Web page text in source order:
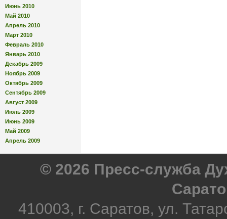
Июнь 2010
Май 2010
Апрель 2010
Март 2010
Февраль 2010
Январь 2010
Декабрь 2009
Ноябрь 2009
Октябрь 2009
Сентябрь 2009
Август 2009
Июль 2009
Июнь 2009
Май 2009
Апрель 2009
© 2026 Пресс-служба
410003, г. Саратов, ул.